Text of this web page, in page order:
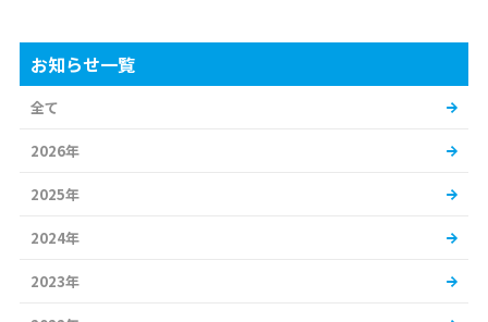
お知らせ一覧
全て
2026年
2025年
2024年
2023年